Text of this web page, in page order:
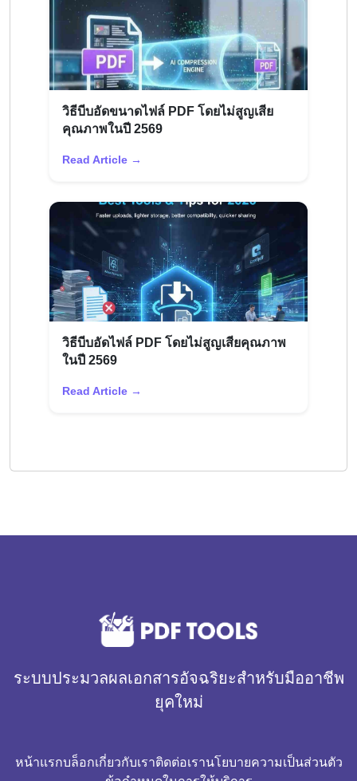
วิธีบีบอัดขนาดไฟล์ PDF โดยไม่สูญเสีย
คุณภาพในปี 2569
Read Article →
วิธีบีบอัดไฟล์ PDF โดยไม่สูญเสียคุณภาพ
ในปี 2569
Read Article →
ระบบประมวลผลเอกสารอัจฉริยะสำหรับมืออาชีพ
ยุคใหม่
หน้าแรกบล็อกเกี่ยวกับเราติดต่อเรานโยบายความเป็นส่วนตัว